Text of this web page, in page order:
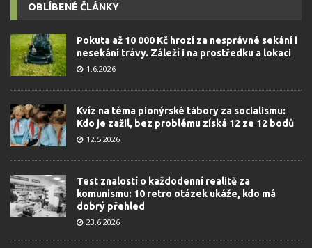
OBLÍBENÉ ČLÁNKY
Pokuta až 10 000 Kč hrozí za nesprávné sekání i
nesekání trávy. Záleží i na prostředku a lokaci
1.6.2026
Kvíz na téma pionýrské tábory za socialismu:
Kdo je zažil, bez problému získá 12 ze 12 bodů
12.5.2026
Test znalostí o každodenní realitě za
komunismu: 10 retro otázek ukáže, kdo má
dobrý přehled
23.6.2026